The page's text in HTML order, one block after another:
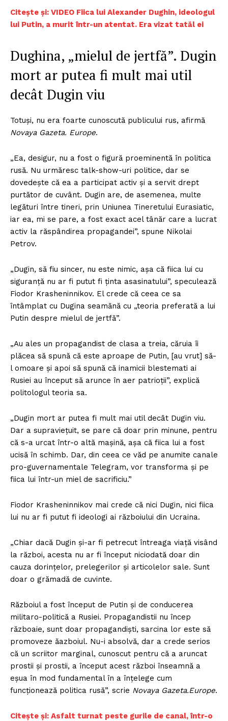
Citește și: VIDEO Fiica lui Alexander Dughin, ideologul
lui Putin, a murit într-un atentat. Era vizat tatăl ei
Dughina, „mielul de jertfă”. Dugin
mort ar putea fi mult mai util
decât Dugin viu
Totuși, nu era foarte cunoscută publicului rus, afirmă
Novaya Gazeta. Europe.
„Ea, desigur, nu a fost o figură proeminentă în politica
rusă. Nu urmăresc talk-show-uri politice, dar se
dovedește că ea a participat activ și a servit drept
purtător de cuvânt. Dugin are, de asemenea, multe
legături între tineri, prin Uniunea Tineretului Eurasiatic,
iar ea, mi se pare, a fost exact acel tânăr care a lucrat
activ la răspândirea propagandei”, spune Nikolai
Petrov.
„Dugin, să fiu sincer, nu este nimic, așa că fiica lui cu
siguranță nu ar fi putut fi ținta asasinatului”, speculează
Fiodor Krasheninnikov. El crede că ceea ce sa
întâmplat cu Dugina seamănă cu „teoria preferată a lui
Putin despre mielul de jertfă”.
„Au ales un propagandist de clasa a treia, căruia îi
plăcea să spună că este aproape de Putin, [au vrut] să-
l omoare și apoi să spună că inamicii blestemati ai
Rusiei au început să arunce în aer patrioții”, explică
politologul teoria sa.
„Dugin mort ar putea fi mult mai util decât Dugin viu.
Dar a supraviețuit, se pare că doar prin minune, pentru
că s-a urcat într-o altă mașină, așa că fiica lui a fost
ucisă în schimb. Dar, din ceea ce văd pe anumite canale
pro-guvernamentale Telegram, vor transforma și pe
fiica lui într-un miel de sacrificiu.”
Fiodor Krasheninnikov mai crede că nici Dugin, nici fiica
lui nu ar fi putut fi ideologi ai războiului din Ucraina.
„Chiar dacă Dugin și-ar fi petrecut întreaga viață visând
la război, acesta nu ar fi început niciodată doar din
cauza dorințelor, prelegerilor și articolelor sale. Sunt
doar o grămadă de cuvinte.
Războiul a fost început de Putin și de conducerea
militaro-politică a Rusiei. Propagandistii nu încep
războaie, sunt doar propagandiști, sarcina lor este să
promoveze ăazboiul. Nu-i absolvă, dar a crede serios
că un scriitor marginal, cunoscut pentru că a aruncat
prostii și prostii, a început acest război înseamnă a
eșua în mod fundamental în a înțelege cum
funcționează politica rusă”, scrie Novaya Gazeta.Europe.
Citește și: Asfalt turnat peste gurile de canal, într-o